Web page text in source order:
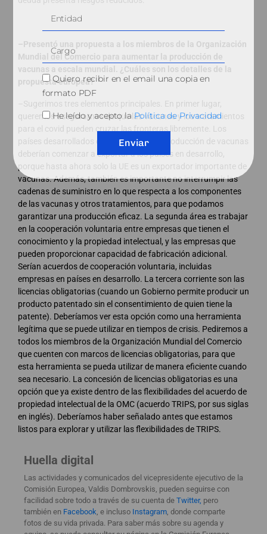
–Presentó una propuesta a los miembros de la Organización
Mundial del Comercio para aumentar la producción de
vacunas a escala mundial. ¿Cuáles son los detalles de la
propuesta europea?
–Sugerimos tres elementos principales. En primer lugar,
queremos asegurarnos de que las vacunas y los tratamientos
para el covid pueden cruzar las fronteras libremente. Los
países desarrollados con capacidad de producción de vacunas
deberían comenzar a exportar a los países en desarrollo,
porque hasta ahora solo la UE es un exportador importante de
vacunas. Además, también es importante no interrumpir las
cadenas de suministro en lo que respecta a los componentes
de las vacunas y otros tratamientos, para que podamos
garantizar una producción eficaz. La segunda área es trabajar
en la cooperación voluntaria entre empresas que tienen el
conocimiento y la propiedad intelectual, y las empresas que
pueden proporcionar capacidad de fabricación adicional.
Serían acuerdos de cooperación voluntaria, incluidas
empresas en países en desarrollo. La tercera corriente son las
licencias obligatorias (cuando un Gobierno permite producir un
producto patentado sin el consentimiento de quien tiene la
patente). Deberíamos ver esta opción como una herramienta
legítima que se puede utilizar en tiempos de crisis. Pediremos a
todos los miembros de la Organización Mundial del Comercio
que cuenten con marcos de licencias obligatorias, para que
esta herramienta se pueda utilizar de manera eficiente cuando
sea necesario. La concesión de licencias obligatorias es una
opción que ya existe dentro de las flexibilidades del acuerdo de
propiedad intelectual de la OMC (acuerdo TRIPS, por sus siglas
en inglés). Deberíamos haber señalado antes que estamos
listos para explorar y utilizar las flexibilidades de TRIPS.
Huella digital
Las actividades y comunicados del vicepresidente ejecutivo de la
Comisión Europea, Valdis Dombrovskis, pueden seguirse con
facilidad sobre todo a través de su cuenta de Twitter, pero
también en Facebook , e incluso Instagram , donde comparte
fotos de su vida privada. Para saber más sobre su agenda y
Quiero recibir en el email una copia en
formato PDF
He leído y acepto laPolítica de Privacidad
Enviar